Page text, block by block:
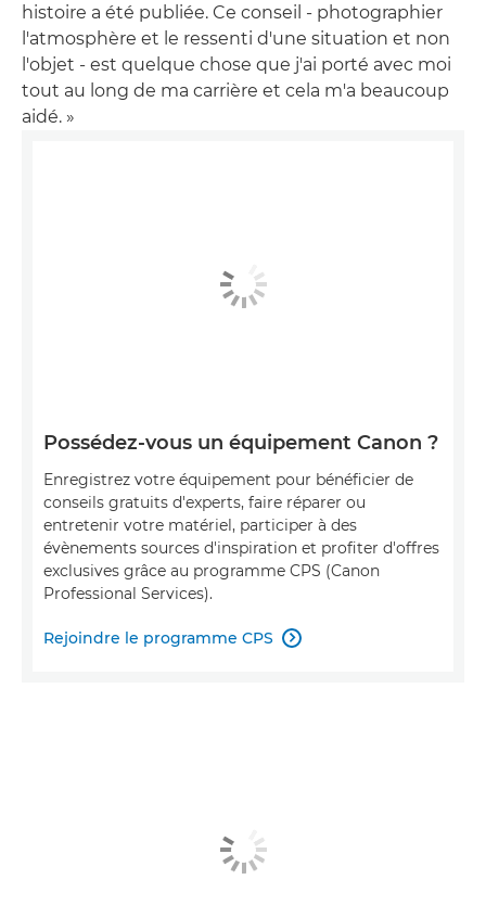
histoire a été publiée. Ce conseil - photographier
l'atmosphère et le ressenti d'une situation et non
l'objet - est quelque chose que j'ai porté avec moi
tout au long de ma carrière et cela m'a beaucoup
aidé. »
Possédez-vous un équipement Canon ?
Enregistrez votre équipement pour bénéficier de
conseils gratuits d'experts, faire réparer ou
entretenir votre matériel, participer à des
évènements sources d'inspiration et profiter d'offres
exclusives grâce au programme CPS (Canon
Professional Services).
Rejoindre le programme CPS 